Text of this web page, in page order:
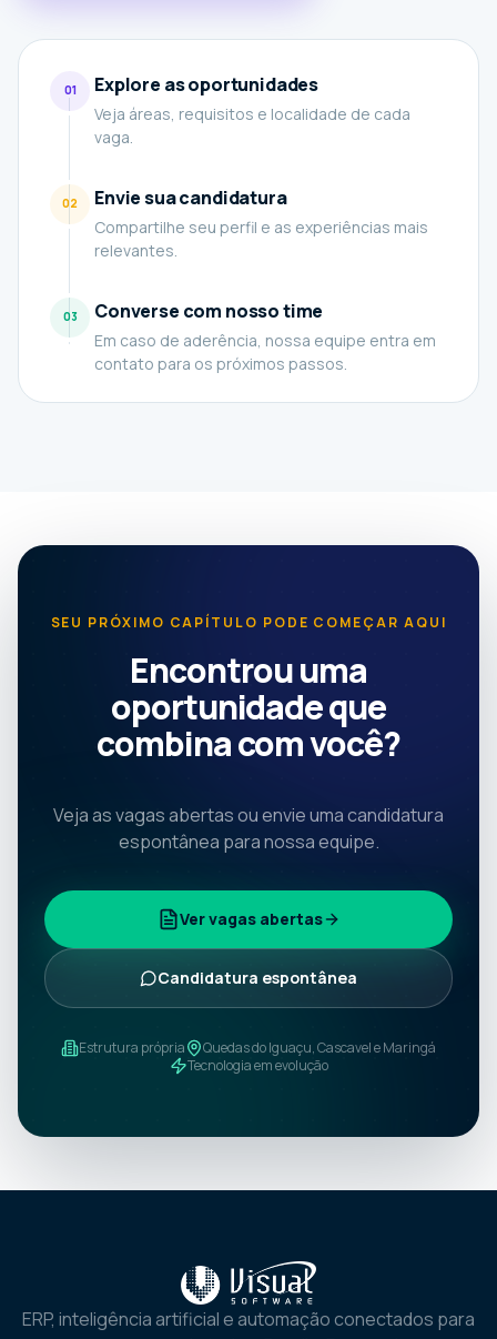
01 Explore as oportunidades
Veja áreas, requisitos e localidade de cada
vaga.
02 Envie sua candidatura
Compartilhe seu perfil e as experiências mais
relevantes.
03 Converse com nosso time
Em caso de aderência, nossa equipe entra em
contato para os próximos passos.
SEU PRÓXIMO CAPÍTULO PODE COMEÇAR AQUI
Encontrou uma
oportunidade que
combina com você?
Veja as vagas abertas ou envie uma candidatura
espontânea para nossa equipe.
Ver vagas abertas
Candidatura espontânea
Estrutura própria
Quedas do Iguaçu, Cascavel e Maringá
Tecnologia em evolução
ERP, inteligência artificial e automação conectados para